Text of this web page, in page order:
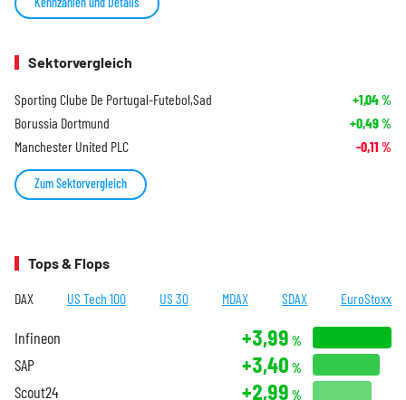
Sektorvergleich
Sporting Clube De Portugal-Futebol,Sad +1,04%
Borussia Dortmund +0,49%
Manchester United PLC -0,11 %
Zum Sektorvergleich
Tops & Flops
DAX US Tech 100 US 30 MDAX SDAX EuroStoxx
Infineon +3,99 %
SAP +3,40 %
Scout24 +2,99 %